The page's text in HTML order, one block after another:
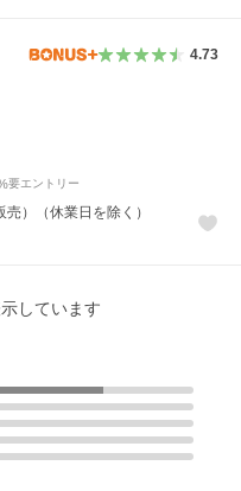
4.73
要エントリー
）（休業日を除く）
しています